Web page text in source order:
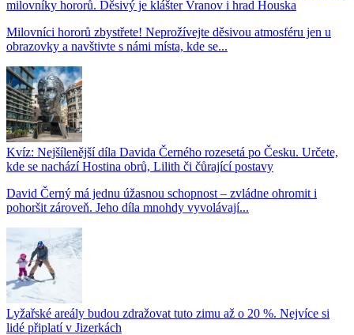
milovníky hororů. Děsivý je klášter Vranov i hrad Houska
Milovníci hororů zbystřete! Neprožívejte děsivou atmosféru jen u
obrazovky a navštivte s námi místa, kde se...
Kvíz: Nejšílenější díla Davida Černého rozesetá po Česku. Určete,
kde se nachází Hostina obrů, Lilith či čůrající postavy
David Černý má jednu úžasnou schopnost – zvládne ohromit i
pohoršit zároveň. Jeho díla mnohdy vyvolávají...
Lyžařské areály budou zdražovat tuto zimu až o 20 %. Nejvíce si
lidé připlatí v Jizerkách